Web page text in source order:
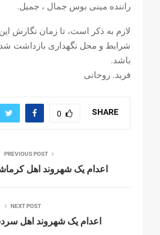
رانندە مینی بوس جمال ، جمیل.
لازم به ذکر است، تا زمان نگارش
شرایط و محل نگهداری بازداشت
باشد.
فرید. روحانی
SHARE
0
PREVIOUS POST
اعدام یک شهروند اهل
NEXT POST
اعدام یک شهروند اهل